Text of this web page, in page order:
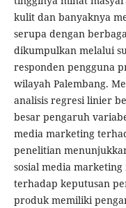
kulit dan banyaknya
serupa dengan
dikumpulkan melalui
responden pengguna
wilayah Palembang.
analisis regresi linier
besar pengaruh
media marketing
penelitian
sosial media
terhadap keputusan
produk memiliki